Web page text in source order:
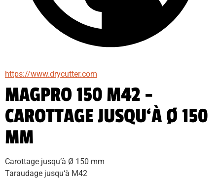
https://www.drycutter.com
MAGPRO 150 M42 -
CAROTTAGE JUSQU‘À Ø 150
MM
Carottage jusqu‘à Ø 150 mm
Taraudage jusqu‘à M42